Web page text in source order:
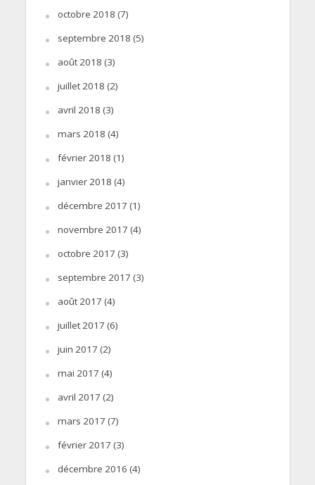
octobre 2018 (7)
septembre 2018 (5)
août 2018 (3)
juillet 2018 (2)
avril 2018 (3)
mars 2018 (4)
février 2018 (1)
janvier 2018 (4)
décembre 2017 (1)
novembre 2017 (4)
octobre 2017 (3)
septembre 2017 (3)
août 2017 (4)
juillet 2017 (6)
juin 2017 (2)
mai 2017 (4)
avril 2017 (2)
mars 2017 (7)
février 2017 (3)
décembre 2016 (4)